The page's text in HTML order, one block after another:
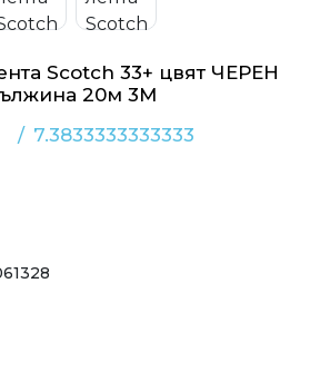
Scotch 33+ цвят ЧЕРЕН
20м 3M
7.3833333333333
/